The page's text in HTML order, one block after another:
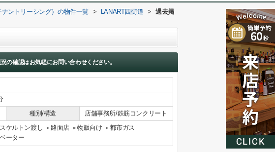
ントリーシング）の物件一覧 > LANART四街道 >
過去掲
の確認はお気軽にお問い合わせください。
種別/構造 店舗事務所/鉄筋コンクリート
スケルトン渡し 路面店 物販向け
都市ガス
ーター